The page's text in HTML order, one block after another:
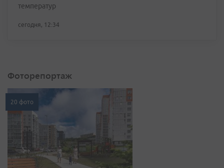
температур
сегодня, 12:34
Фоторепортаж
20 фото